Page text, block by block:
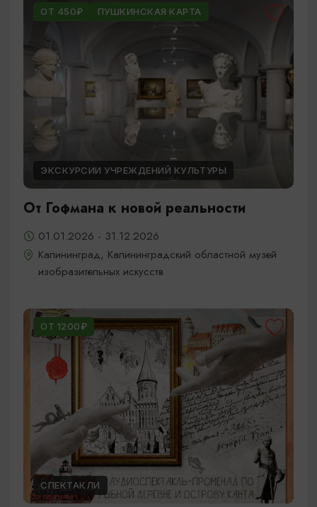
ОТ 450₽ ПУШКИНСКАЯ КАРТА
ЭКСКУРСИИ УЧРЕЖДЕНИЙ КУЛЬТУРЫ
От Гофмана к новой реальности
01.01.2026 - 31.12.2026
Калининград, Калининградский областной музей
изобразительных искусств
ОТ 1200₽
СПЕКТАКЛИ